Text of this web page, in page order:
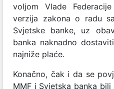
voljom Vlade
verzija zakona o radu
Svjetske banke, uz
banka naknadno
najniže plaće.
Konačno, čak i da se
MMF i Svjetska banka